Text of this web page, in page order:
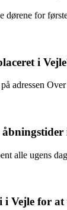
dørene for
i
adressen
alle ugens
Vejle for at